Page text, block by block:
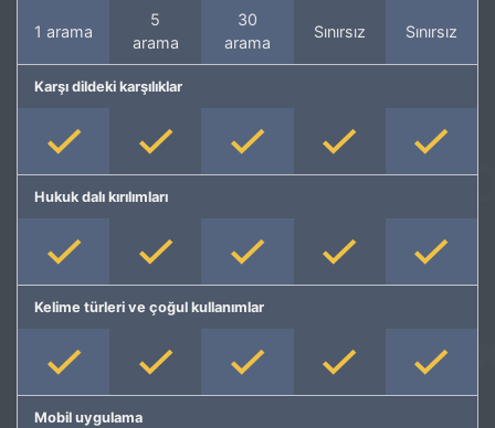
1 arama
5
arama
30
arama
Sınırsız Sınırsız
Karşı dildeki karşılıklar
Hukuk dalı kırılımları
Kelime türleri ve çoğul kullanımlar
Mobil uygulama